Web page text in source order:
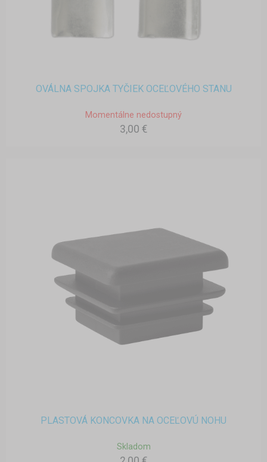
OVÁLNA SPOJKA TYČIEK OCEĽOVÉHO STANU
Momentálne nedostupný
3,00 €
PLASTOVÁ KONCOVKA NA OCEĽOVÚ NOHU
Skladom